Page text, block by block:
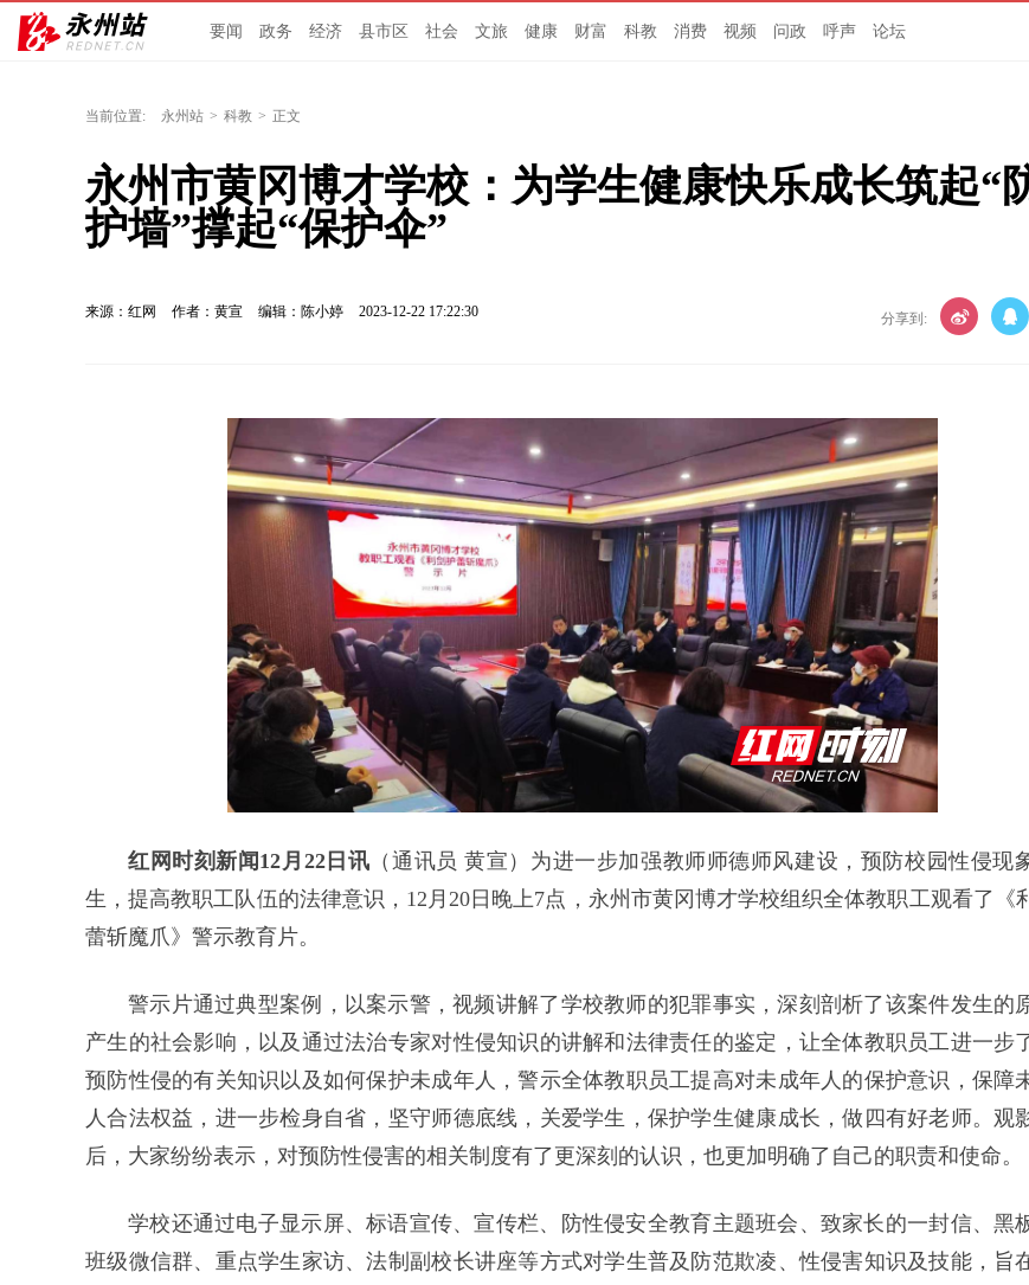
要闻 政务 经济 县市区 社会 文旅 健康 财富 科教 消费 视频 问政 呼声 论坛
当前位置: 永州站 > 科教 > 正文
永州市黄冈博才学校：为学生健康快乐成长筑起“
护墙”撑起“保护伞”
来源：红网 作者：黄宣 编辑：陈小婷 2023-12-22 17:22:30 分享到:
红网时刻新闻12月22日讯 （通讯员 黄宣）为进一步加强教师师德师风建设，预防校园性侵现
生，提高教职工队伍的法律意识，12月20日晚上7点，永州市黄冈博才学校组织全体教职工观看了《
蕾斩魔爪》警示教育片。
警示片通过典型案例，以案示警，视频讲解了学校教师的犯罪事实，深刻剖析了该案件发生的
产生的社会影响，以及通过法治专家对性侵知识的讲解和法律责任的鉴定，让全体教职员工进一步
预防性侵的有关知识以及如何保护未成年人，警示全体教职员工提高对未成年人的保护意识，保障
人合法权益，进一步检身自省，坚守师德底线，关爱学生，保护学生健康成长，做四有好老师。观
后，大家纷纷表示，对预防性侵害的相关制度有了更深刻的认识，也更加明确了自己的职责和使命。
学校还通过电子显示屏、标语宣传、宣传栏、防性侵安全教育主题班会、致家长的一封信、黑
班级微信群、重点学生家访、法制副校长讲座等方式对学生普及防范欺凌、性侵害知识及技能，旨